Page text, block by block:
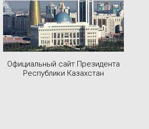
Официальный сайт Президента
Республики Казахстан